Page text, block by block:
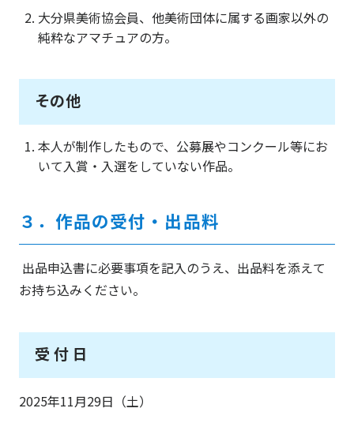
大分県美術協会員、他美術団体に属する画家以外の
純粋なアマチュアの方。
その他
本人が制作したもので、公募展やコンクール等にお
いて入賞・入選をしていない作品。
３．作品の受付・出品料
出品申込書に必要事項を記入のうえ、出品料を添えて
お持ち込みください。
受 付 日
2025年11月29日（土）